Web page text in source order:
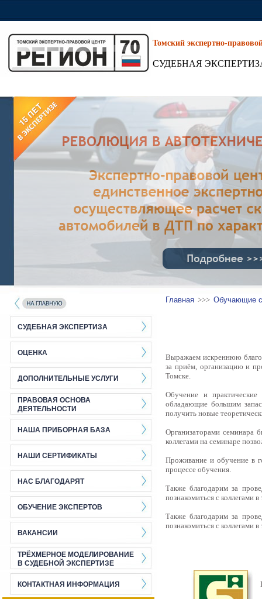
Томский экспертно-
СУДЕБНАЯ
СУДЕБНАЯ ЭКСПЕРТИЗА
ОЦЕНКА
ДОПОЛНИТЕЛЬНЫЕ УСЛУГИ
ПРАВОВАЯ ОСНОВА
ДЕЯТЕЛЬНОСТИ
НАША ПРИБОРНАЯ БАЗА
НАШИ СЕРТИФИКАТЫ
НАС БЛАГОДАРЯТ
ОБУЧЕНИЕ ЭКСПЕРТОВ
ВАКАНСИИ
ТРЁХМЕРНОЕ МОДЕЛИРОВАНИЕ
В СУДЕБНОЙ ЭКСПЕРТИЗЕ
КОНТАКТНАЯ ИНФОРМАЦИЯ
Главная >>> Обучающие
Выражаем искреннюю
за приём, организацию и
Томске.
Обучение и
обладающие большим
получить новые
Организаторами семинара
коллегами на семинаре
Проживание и обучение в
процессе обучения.
Также благодарим за
познакомиться с коллегами
Также благодарим за
познакомиться с коллегами